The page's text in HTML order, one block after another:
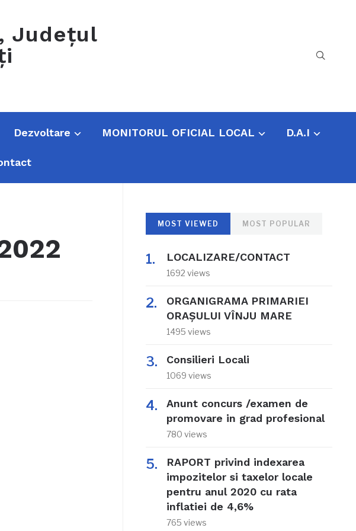
Județul
Dezvoltare MONITORUL OFICIAL LOCAL D.A.I
MOST VIEWED MOST POPULAR
LOCALIZARE/CONTACT
1692 views
ORGANIGRAMA PRIMARIEI
ORAŞULUI VÎNJU MARE
1495 views
Consilieri Locali
1069 views
Anunt concurs /examen de
promovare in grad profesional
780 views
RAPORT privind indexarea
impozitelor si taxelor locale
pentru anul 2020 cu rata
inflatiei de 4,6%
765 views